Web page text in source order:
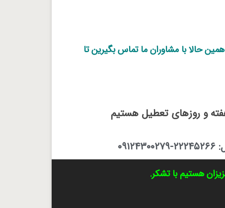
حالا با مشاوران ما تماس بگیرین تا
و روزهای تعطیل هستیم
هستیم با تشکر.